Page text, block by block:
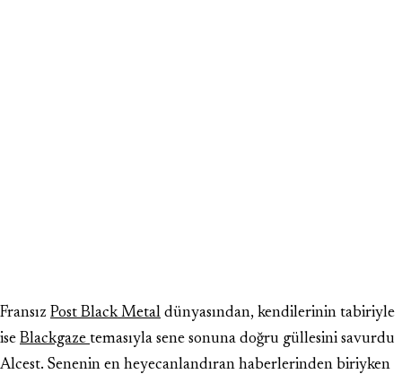
Fransız Post Black Metal dünyasından, kendilerinin tabiriyle
ise Blackgaze temasıyla sene sonuna doğru güllesini savurdu
Alcest. Senenin en heyecanlandıran haberlerinden biriyken